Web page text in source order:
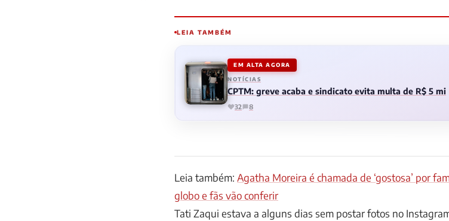
LEIA TAMBÉM
EM ALTA AGORA
NOTÍCIAS
CPTM: greve acaba e sindicato evita multa de R$ 5 mi
32 8
Leia também: Agatha Moreira é chamada de ‘gostosa’ por
globo e fãs vão conferir
Tati Zaqui estava a alguns dias sem postar fotos no